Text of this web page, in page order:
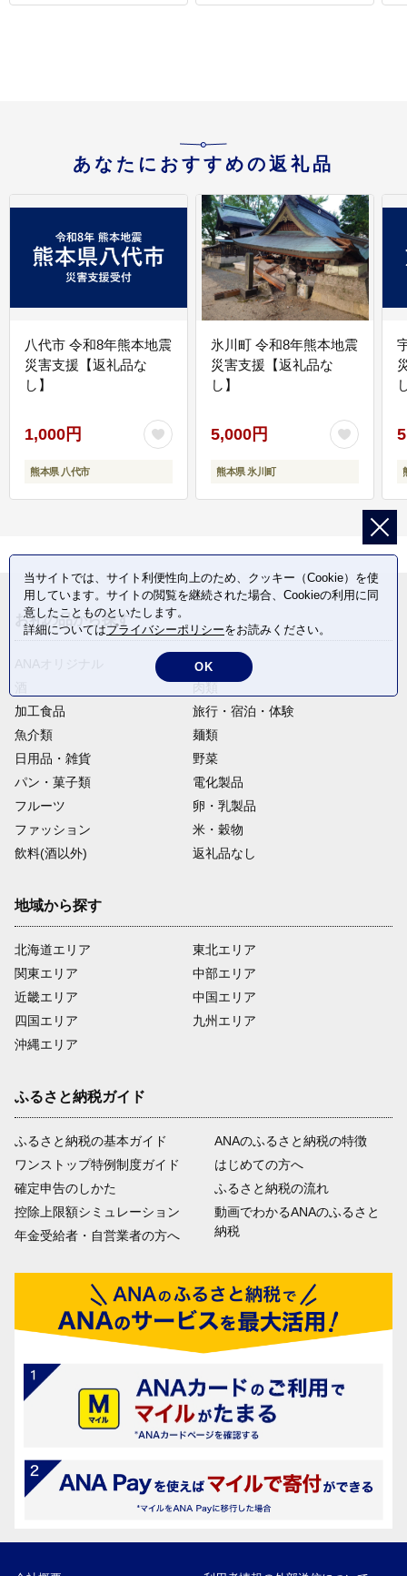
あなたにおすすめの返礼品
八代市 令和8年熊本地震
災害支援【返礼品な
し】
1,000円
熊本県 八代市
氷川町 令和8年熊本地震
災害支援【返礼品な
し】
5,000円
熊本県 氷川町
お礼の品から探す
定期便
加工食品
旅行・宿泊・体験
魚介類
麺類
日用品・雑貨
野菜
パン・菓子類
電化製品
フルーツ
卵・乳製品
ファッション
米・穀物
飲料(酒以外)
返礼品なし
地域から探す
北海道エリア
関東エリア
近畿エリア
四国エリア
沖縄エリア
東北エリア
中部エリア
中国エリア
九州エリア
ふるさと納税ガイド
ふるさと納税の基本ガイド
ワンストップ特例制度ガイド
確定申告のしかた
控除上限額シミュレーション
年金受給者・自営業者の方へ
ANAのふるさと納税の特徴
はじめての方へ
ふるさと納税の流れ
動画でわかるANAのふるさと
納税
当サイトでは、サイト利便性向上のため、クッキー（Cookie）を使
用しています。サイトの閲覧を継続された場合、Cookieの利用に同
意したことものといたします。
詳細についてはプライバシーポリシーをお読みください。
OK